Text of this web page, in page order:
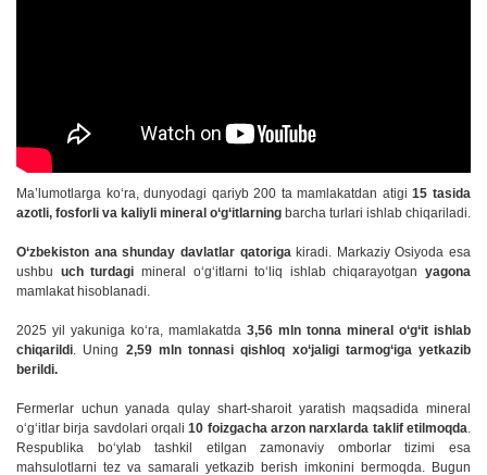
Ma’lumotlarga ko‘ra, dunyodagi qariyb 200 ta mamlakatdan atigi15 tasida
azotli, fosforli va kaliyli mineral o‘g‘itlarning barcha turlari ishlab chiqariladi.
O‘zbekiston ana shunday davlatlar qatorigakiradi. Markaziy Osiyoda esa
ushbu uch turdagi mineral o‘g‘itlarni to‘liq ishlab chiqarayotgan yagona
mamlakat hisoblanadi.
2025 yil yakuniga ko‘ra, mamlakatda 3,56 mln tonna mineral o‘g‘it ishlab
chiqarildi. Uning 2,59 mln tonnasi qishloq xo‘jaligi tarmog‘iga yetkazib
berildi.
Fermerlar uchun yanada qulay shart-sharoit yaratish maqsadida mineral
o‘g‘itlar birja savdolari orqali10 foizgacha arzon narxlarda taklif etilmoqda.
Respublika bo‘ylab tashkil etilgan zamonaviy omborlar tizimi esa
mahsulotlarni tez va samarali yetkazib berish imkonini bermoqda. Bugun